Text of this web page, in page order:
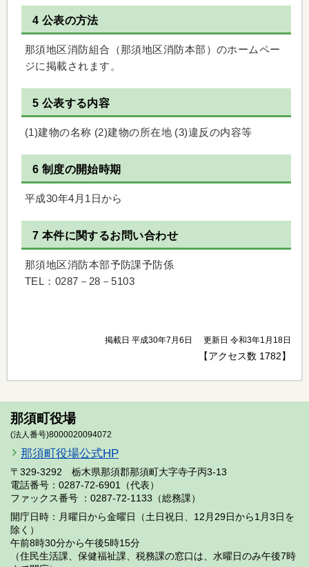
4 公表の方法
那須地区消防組合（那須地区消防本部）のホームペー
ジに掲載されます。
5 公表する内容
(1)建物の名称 (2)建物の所在地 (3)違反の内容等
6 制度の開始時期
平成30年4月1日から
7 本件に関するお問い合わせ
那須地区消防本部予防課予防係
TEL：0287－28－5103
掲載日 平成30年7月6日 更新日 令和3年1月18日
【アクセス数 1782】
那須町役場
(法人番号)8000020094072
那須町役場公式HP
〒329-3292 栃木県那須郡那須町大字寺子丙3-13
電話番号：0287-72-6901（代表）
ファックス番号 ：0287-72-1133（総務課）
開庁日時：月曜日から金曜日（土日祝日、12月29日から1月3日を
除く）
午前8時30分から午後5時15分
（住民生活課、保健福祉課、税務課の窓口は、水曜日のみ午後7時